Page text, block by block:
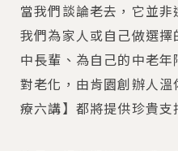
當我們談論老去，它並
我們為家人或自己做選
中長輩、為自己的中老
對老化，由肯園創辦人
療六講】都將提供珍貴支